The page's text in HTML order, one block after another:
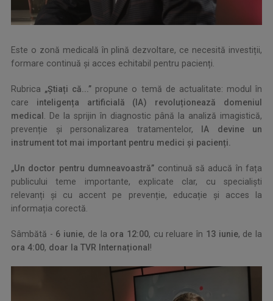
Este o zonă medicală în plină dezvoltare, ce necesită investiții,
formare continuă și acces echitabil pentru pacienți.
Rubrica „Știați că...” propune o temă de actualitate: modul în
care inteligența artificial ă (IA) revoluționează domeniul
medical
. De la sprijin în diagnostic până la analiză imagistică,
prevenție și personalizarea tratamentelor,
IA devine un
instrument tot mai important pentru medici și pacienți.
„Un doctor pentru dumneavoastră” continuă să aducă în fața
publicului teme importante, explicate clar, cu specialiști
relevanți și cu accent pe prevenție, educație și acces la
informația corectă.
Sâmbătă - 6 iunie, de la ora 12:00, cu reluare în 13 iunie, de la
ora 4:00, doar la TVR Internațional !